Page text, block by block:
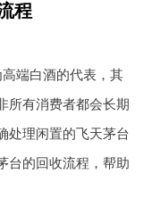
程
端白酒的代表，其
所有消费者都会长期
处理闲置的飞天茅台
台的回收流程，帮助